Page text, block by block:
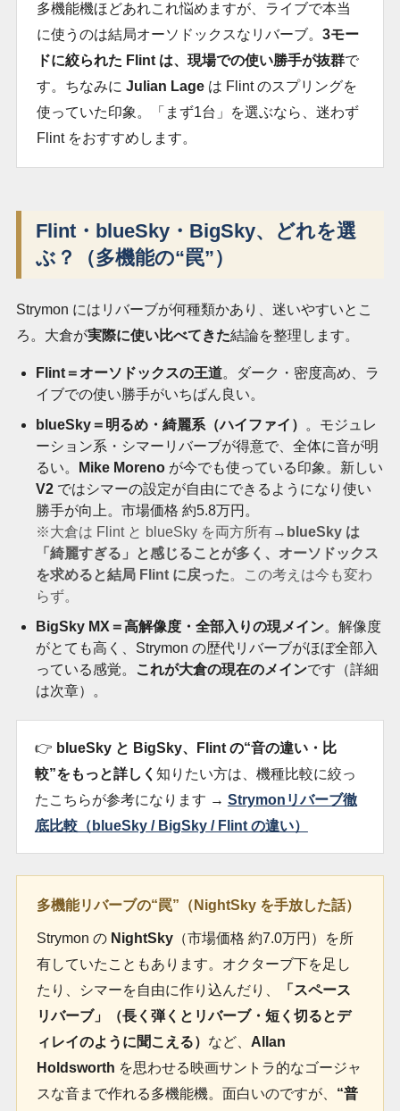
多機能機ほどあれこれ悩めますが、ライブで本当
に使うのは結局オーソドックスなリバーブ。 3モー
ドに絞られた Flint は、現場での使い勝手が抜群で
す。ちなみに Julian Lageは Flint のスプリングを
使っていた印象。「まず1台」を選ぶなら、迷わず
Flint をおすすめします。
Flint・blueSky・BigSky、どれを選
ぶ？（多機能の“罠”）
Strymon にはリバーブが何種類かあり、迷いやすいとこ
ろ。大倉が実際に使い比べてきた結論を整理します。
Flint＝オーソドックスの王道。ダーク・密度高め、ラ
イブでの使い勝手がいちばん良い。
blueSky＝明るめ・綺麗系（ハイファイ）
。モジュレ
ーション系・シマーリバーブが得意で、全体に音が明
るい。
Mike Morenoが今でも使っている印象。新しい
V2ではシマーの設定が自由にできるようになり使い
勝手が向上。市場価格 約5.8万円。
※大倉は Flint と blueSky を両方所有→ blueSky は
「綺麗すぎる」と感じることが多く、オーソドックス
を求めると結局 Flint に戻った。この考えは今も変わ
らず。
BigSky MX＝高解像度・全部入りの現メイン。解像度
がとても高く、Strymon の歴代リバーブがほぼ全部入
っている感覚。
これが大倉の現在のメインです（詳細
は次章）。
👉 blueSky と BigSky、Flint の“音の違い・比
較”をもっと詳しく 知りたい方は、機種比較に絞っ
たこちらが参考になります → Strymonリバーブ徹
底比較（blueSky / BigSky / Flint の違い）
多機能リバーブの“罠”（NightSky を手放した話）
Strymon の NightSky（市場価格 約7.0万円）を所
有していたこともあります。オクターブ下を足し
たり、シマーを自由に作り込んだり、
「スペース
リバーブ」（長く弾くとリバーブ・短く切るとデ
ィレイのように聞こえる） など、 Allan
Holdsworth を思わせる映画サントラ的なゴージャ
スな音まで作れる多機能機。面白いのですが、 “普